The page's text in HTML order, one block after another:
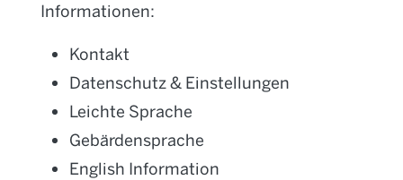
Informationen:
Kontakt
Datenschutz & Einstellungen
Leichte Sprache
Gebärdensprache
English Information